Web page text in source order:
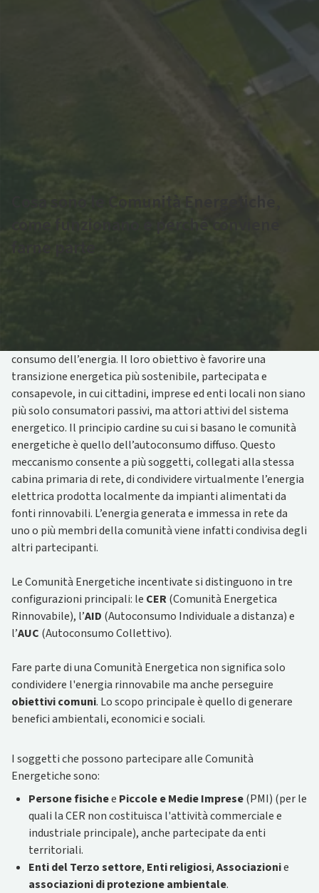
Cosa sono le Comunità Energetiche,
consumo dell’energia. Il loro obiettivo è favorire una
transizione energetica più sostenibile, partecipata e
consapevole, in cui cittadini, imprese ed enti locali non siano
più solo consumatori passivi, ma attori attivi del sistema
energetico. Il principio cardine su cui si basano le comunità
energetiche è quello dell’autoconsumo diffuso. Questo
meccanismo consente a più soggetti, collegati alla stessa
cabina primaria di rete, di condividere virtualmente l’energia
elettrica prodotta localmente da impianti alimentati da
fonti rinnovabili. L’energia generata e immessa in rete da
uno o più membri della comunità viene infatti condivisa degli
altri partecipanti.
Le Comunità Energetiche incentivate si distinguono in tre
configurazioni principali: le CER(Comunità Energetica
Rinnovabile), l’AID (Autoconsumo Individuale a distanza) e
l’AUC (Autoconsumo Collettivo).
Fare parte di una Comunità Energetica non significa solo
condividere l'energia rinnovabile ma anche perseguire
obiettivi comuni. Lo scopo principale è quello di generare
benefici ambientali, economici e sociali.
I soggetti che possono partecipare alle Comunità
Energetiche sono:
Persone fisichee Piccole e Medie Imprese(PMI) (per le
quali la CER non costituisca l'attività commerciale e
industriale principale), anche partecipate da enti
territoriali.
Enti del Terzo settore, Enti religiosi,Associazionie
associazioni di protezione ambientale.